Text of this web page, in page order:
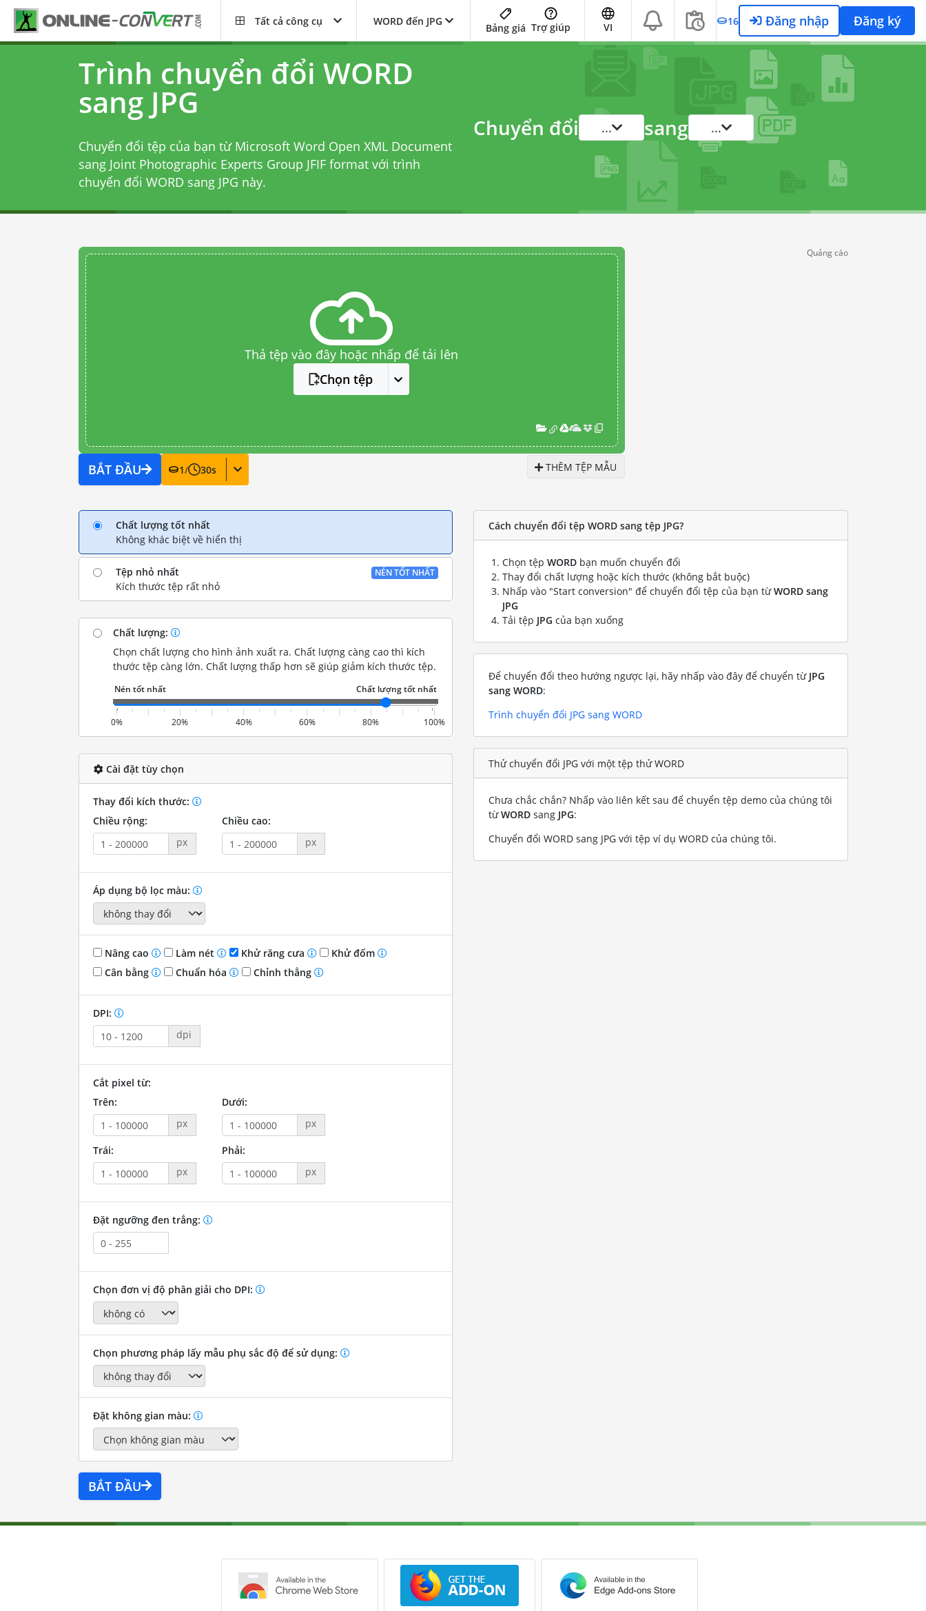
Tất cả công cụ WORD đến JPG
Bảng giá Trợ giúp VI 16 Đăng nhập Đăng ký
Trình chuyển đổi WORD
sang JPG
Chuyển đổi tệp của bạn từ Microsoft Word Open XML Document
sang Joint Photographic Experts Group JFIF format với trình
chuyển đổi WORD sang JPG này.
Chuyển đổi ... sang ...
Thả tệp vào đây hoặc nhấp để tải lên
Chọn tệp
BẮT ĐẦU 1/ 30s THÊM TỆP MẪU
Quảng cáo
Chất lượng tốt nhất
Không khác biệt về hiển thị
Tệp nhỏ nhất
Kích thước tệp rất nhỏ
NÉN TỐT NHẤT
Chất lượng:
Chọn chất lượng cho hình ảnh xuất ra. Chất lượng càng cao thì kích
thước tệp càng lớn. Chất lượng thấp hơn sẽ giúp giảm kích thước tệp.
0% 20% 40% 60% 80% 100%
Cài đặt tùy chọn
Thay đổi kích thước:
Chiều rộng:
px
Chiều cao:
px
Áp dụng bộ lọc màu:
Nâng cao Làm nét Khử răng cưa
Khử đốm
Cân bằng
Chuẩn hóa Chỉnh thẳng
DPI:
dpi
Cắt pixel từ:
Trên:
px
Dưới:
px
Trái:
px
Phải:
px
Đặt ngưỡng đen trắng:
Chọn đơn vị độ phân giải cho DPI:
Chọn phương pháp lấy mẫu phụ sắc độ để sử dụng:
Đặt không gian màu:
BẮT ĐẦU
Cách chuyển đổi tệp WORD sang tệp JPG?
Chọn tệp WORD bạn muốn chuyển đổi
Thay đổi chất lượng hoặc kích thước (không bắt buộc)
Nhấp vào "Start conversion" để chuyển đổi tệp của bạn từWORD sang
JPG
Tải tệp JPG của bạn xuống
Để chuyển đổi theo hướng ngược lại, hãy nhấp vào đây để chuyển từ JPG
sang WORD:
Trình chuyển đổi JPG sang WORD
Thử chuyển đổi JPG với một tệp thử WORD
Chưa chắc chắn? Nhấp vào liên kết sau để chuyển tệp demo của chúng tôi
từWORD sang JPG:
Chuyển đổi WORD sang JPG với tệp ví dụ WORD của chúng tôi.